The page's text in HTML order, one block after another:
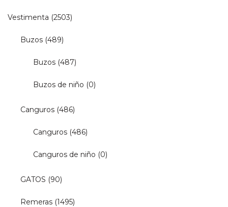
Vestimenta (2503)
Buzos (489)
Buzos (487)
Buzos de niño (0)
Canguros (486)
Canguros (486)
Canguros de niño (0)
GATOS (90)
Remeras (1495)